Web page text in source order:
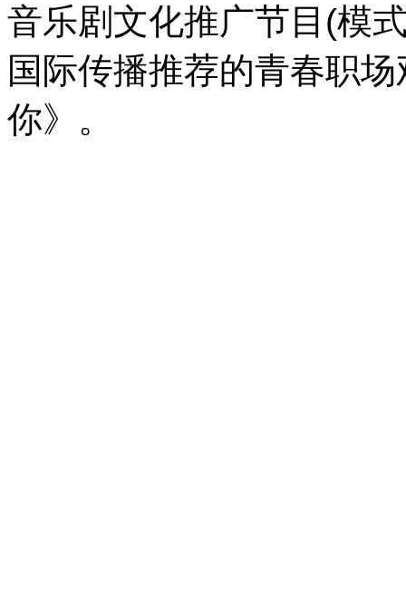
音乐剧文化推广节目(模
国际传播推荐的青春职
你》。